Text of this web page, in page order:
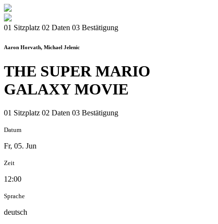
01 Sitzplatz 02 Daten 03 Bestätigung
Aaron Horvath, Michael Jelenic
THE SUPER MARIO
GALAXY MOVIE
01 Sitzplatz 02 Daten 03 Bestätigung
Datum
Fr, 05. Jun
Zeit
12:00
Sprache
deutsch